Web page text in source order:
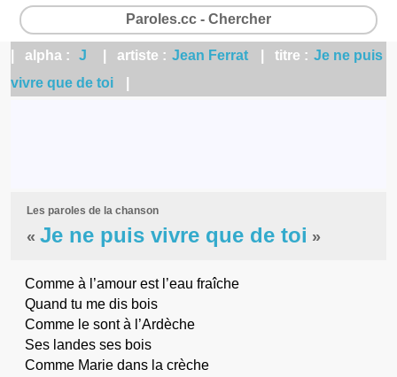
Paroles.cc - Chercher
| alpha : J | artiste : Jean Ferrat | titre : Je ne puis
vivre que de toi
Les paroles de la chanson
« Je ne puis vivre que de toi »
Comme à l’amour est l’eau fraîche
Quand tu me dis bois
Comme le sont à l’Ardèche
Ses landes ses bois
Comme Marie dans la crèche